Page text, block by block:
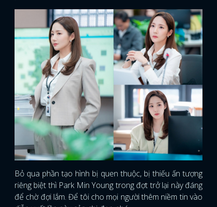
Bỏ qua phần tạo hình bị quen thuộc, bị thiếu ấn tượng
riêng biệt thì Park Min Young trong đợt trở lại này đáng
để chờ đợi lắm. Để tôi cho mọi người thêm niềm tin vào